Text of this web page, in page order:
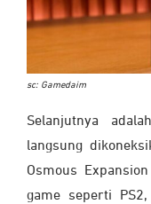
sc: Gamedaim
Selanjutnya
langsung
Osmous
game seperti